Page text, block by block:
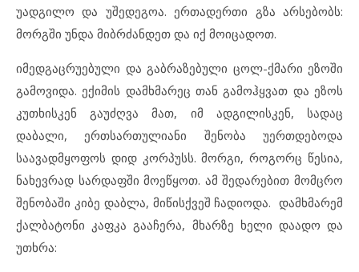
უადგილო და უშედეგოა. ერთადერთი გზა არსებობს:
მორგში უნდა მიბრძანდეთ და იქ მოიცადოთ.
იმედგაცრუებული და გაბრაზებული ცოლ-ქმარი ეზოში
გამოვიდა. ექიმის დამხმარეც თან გამოჰყვათ და ეზოს
კუთხისკენ გაუძღვა მათ, იმ ადგილისკენ, სადაც
დაბალი, ერთსართულიანი შენობა უერთდებოდა
საავადმყოფოს დიდ კორპუსს. მორგი, როგორც წესია,
ნახევრად სარდაფში მოეწყოთ. ამ შედარებით მომცრო
შენობაში კიბე დაბლა, მიწისქვეშ ჩადიოდა. დამხმარემ
ქალბატონი კაფკა გააჩერა, მხარზე ხელი დაადო და
უთხრა: